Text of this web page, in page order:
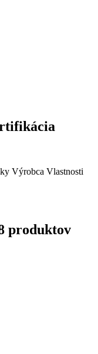
Výrobca Vlastnosti
produktov